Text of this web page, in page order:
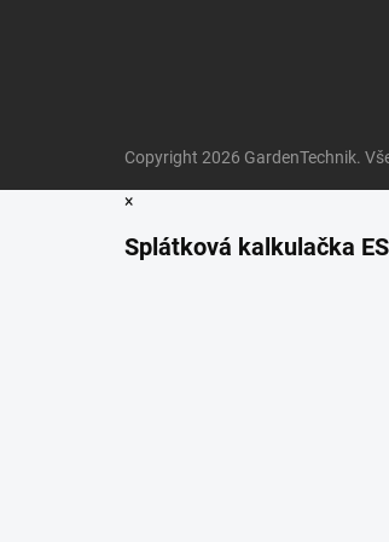
Copyright 2026 GardenTechnik.
×
Splátková kalkulačka